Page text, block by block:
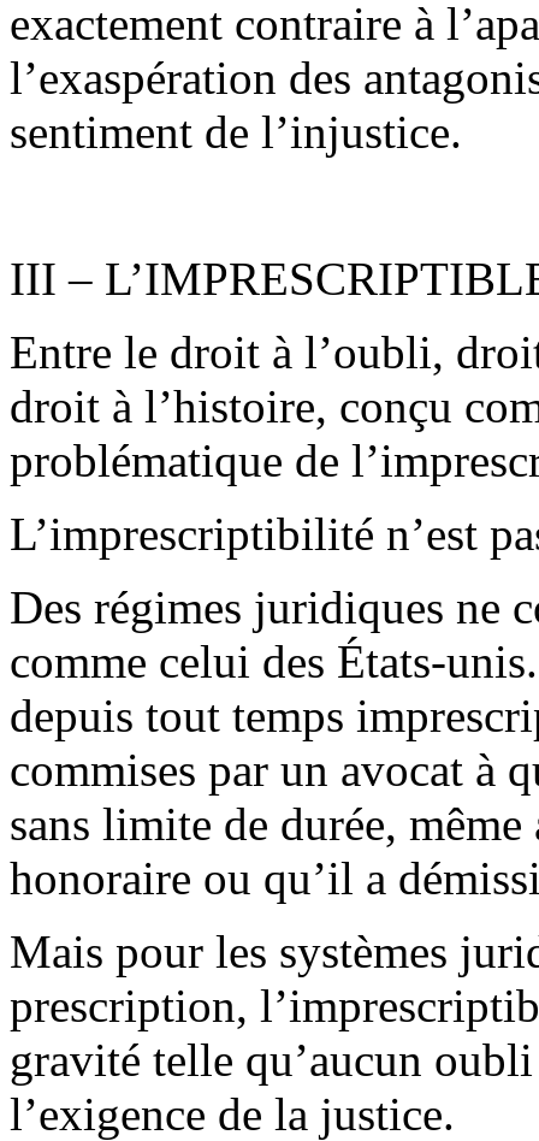
exactement contraire à
l’exaspération des
sentiment de l’injustice.
III –
Entre le droit à l’oubli,
droit à l’histoire, conçu
problématique de
L’imprescriptibilité n’est
Des régimes juridiques ne
comme celui des États-
depuis tout temps
commises par un avocat à
sans limite de durée,
honoraire ou qu’il a
Mais pour les systèmes
prescription,
gravité telle qu’aucun
l’exigence de la justice.